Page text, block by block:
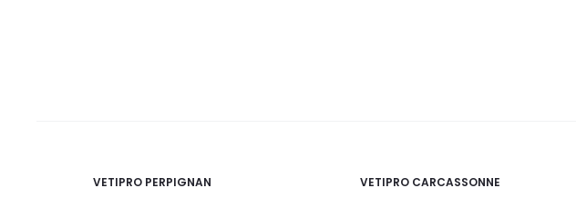
VETIPRO PERPIGNAN VETIPRO CARCASSONNE